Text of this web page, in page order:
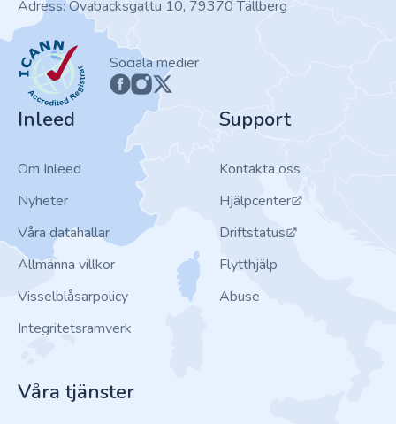
Adress: Ovabacksgattu 10, 79370 Tällberg
ICANN
Sociala medier
Inleed
Om Inleed
Nyheter
Våra datahallar
Allmänna villkor
Visselblåsarpolicy
Integritetsramverk
Support
Kontakta oss
Hjälpcenter
Driftstatus
Flytthjälp
Abuse
Våra tjänster